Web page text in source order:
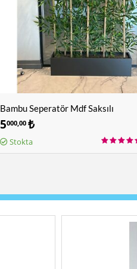
Bambu Seperatör Mdf Saksılı
5000,00 ₺
Stokta